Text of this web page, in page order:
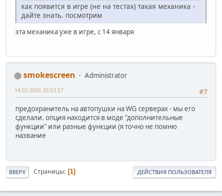
как появится в игре (не на тестах) такая механика -
дайте знать. посмотрим
эта механика уже в игре, с 14 января
smokescreen
Administrator
#7
14.02.2026 20:53:57
предохранитель на автопушки на WG серверах - мы его
сделали. опция находится в моде "дополнительные
функции" или разные функции (я точно не помню
название
ВВЕРХ Страницы 1 ДЕЙСТВИЯ ПОЛЬЗОВАТЕЛЯ